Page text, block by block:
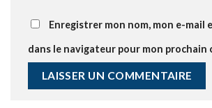
Enregistrer mon nom, mon e-mail
dans le navigateur pour mon prochain